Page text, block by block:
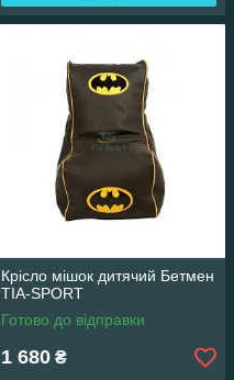
Крісло мішок дитячий Бетмен
TIA-SPORT
Готово до відправки
1 680 ₴